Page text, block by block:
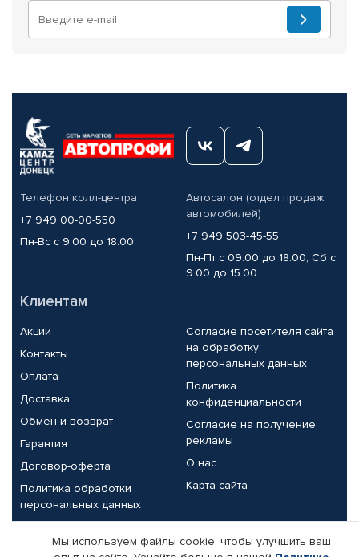
Телефон колл-центра
+7 949 00-00-550
Пн-Вс с 9.00 до 18.00
Автосалон (отдел продаж
автомобилей)
+7 949 503-45-55
Пн-Пт с 09.00 до 18.00, Сб с
9.00 до 15.00
Клиентам
Акции
Контакты
Оплата
Доставка
Обмен и возврат
Гарантия
Договор-оферта
Политика обработки
персональных данных
Согласие посетителя сайта
на обработку
персональных данных
Политика
конфиденциальности
Согласие на получение
рекламы
О нас
Карта сайта
Партнерам
Мы используем файлы cookie, чтобы улучшить ваш